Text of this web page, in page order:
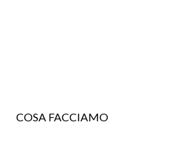
COSA FACCIAMO